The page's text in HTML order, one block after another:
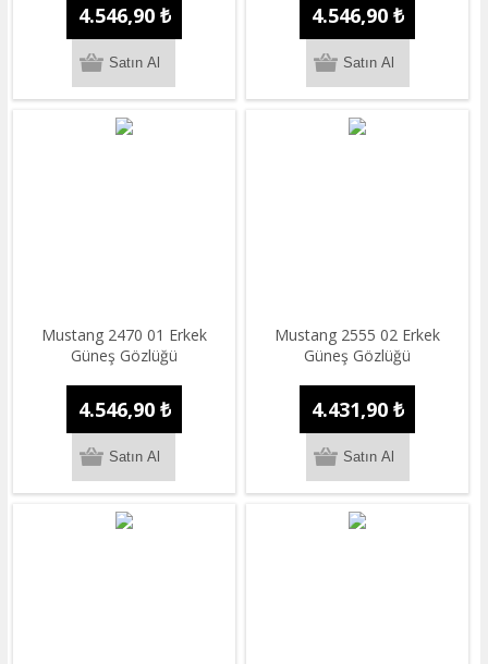
4.546,90 ₺ 4.546,90 ₺
Mustang 2470 01 Erkek
Güneş Gözlüğü
4.546,90 ₺
Mustang 2555 02 Erkek
Güneş Gözlüğü
4.431,90 ₺